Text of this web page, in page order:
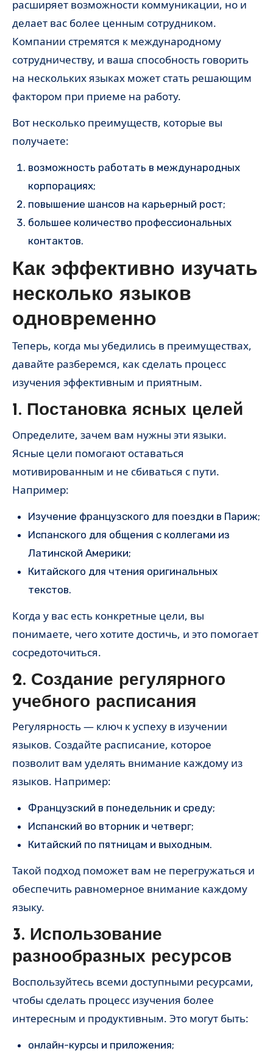
расширяет возможности коммуникации, но и
делает вас более ценным сотрудником.
Компании стремятся к международному
сотрудничеству, и ваша способность говорить
на нескольких языках может стать решающим
фактором при приеме на работу.
Вот несколько преимуществ, которые вы
получаете:
возможность работать в международных
корпорациях;
повышение шансов на карьерный рост;
большее количество профессиональных
контактов.
Как эффективно изучать
несколько языков
одновременно
Теперь, когда мы убедились в преимуществах,
давайте разберемся, как сделать процесс
изучения эффективным и приятным.
1. Постановка ясных целей
Определите, зачем вам нужны эти языки.
Ясные цели помогают оставаться
мотивированным и не сбиваться с пути.
Например:
Изучение французского для поездки в Париж;
Испанского для общения с коллегами из
Латинской Америки;
Китайского для чтения оригинальных
текстов.
Когда у вас есть конкретные цели, вы
понимаете, чего хотите достичь, и это помогает
сосредоточиться.
2. Создание регулярного
учебного расписания
Регулярность — ключ к успеху в изучении
языков. Создайте расписание, которое
позволит вам уделять внимание каждому из
языков. Например:
Французский в понедельник и среду;
Испанский во вторник и четверг;
Китайский по пятницам и выходным.
Такой подход поможет вам не перегружаться и
обеспечить равномерное внимание каждому
языку.
3. Использование
разнообразных ресурсов
Воспользуйтесь всеми доступными ресурсами,
чтобы сделать процесс изучения более
интересным и продуктивным. Это могут быть:
онлайн-курсы и приложения;